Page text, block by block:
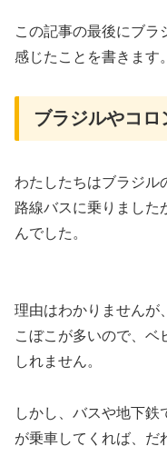
この記事の最後にブラ
感じたことを書きます。
ブラジルやコロ
わたしたちはブラジル
路線バスに乗りました
んでした。
理由はわかりませんが
こぼこが多いので、ベ
しれません。
しかし、バスや地下鉄
が乗車してくれば、だ